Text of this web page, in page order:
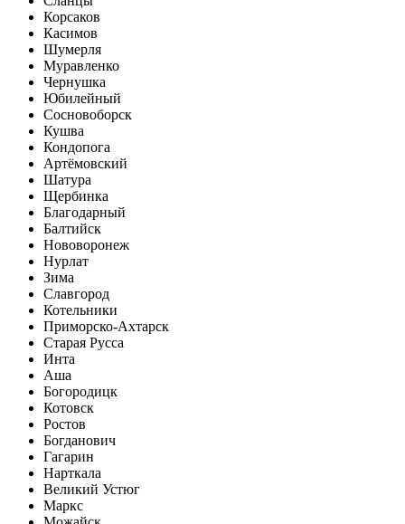
Корсаков
Касимов
Шумерля
Муравленко
Чернушка
Юбилейный
Сосновоборск
Кушва
Кондопога
Артёмовский
Шатура
Щербинка
Благодарный
Балтийск
Нововоронеж
Нурлат
Зима
Славгород
Котельники
Приморско-Ахтарск
Старая Русса
Инта
Аша
Богородицк
Котовск
Ростов
Богданович
Гагарин
Нарткала
Великий Устюг
Маркс